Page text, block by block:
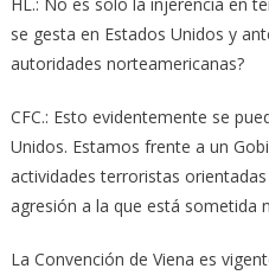
se gesta en Estados Unidos y
autoridades norteamericanas?
CFC.: Esto evidentemente se
Unidos. Estamos frente a un
actividades terroristas
agresión a la que está sometida
La Convención de Viena es